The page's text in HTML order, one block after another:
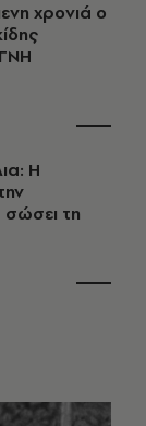
χρονιά ο
Η
τη